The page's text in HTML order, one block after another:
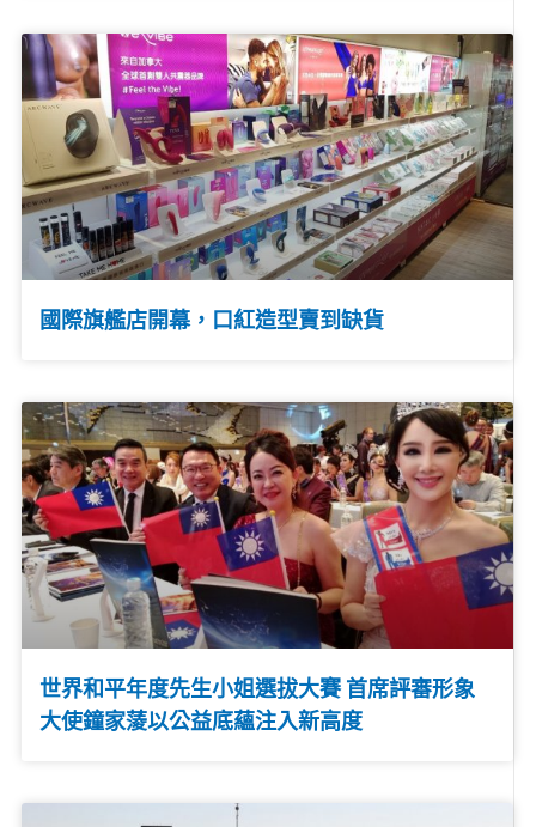
國際旗艦店開幕，口紅造型賣到缺貨
世界和平年度先生小姐選拔大賽 首席評審形象
大使鐘家蔆以公益底蘊注入新高度